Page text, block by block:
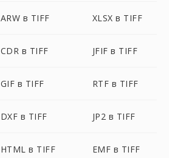
ARW в TIFF XLSX в TIFF
CDR в TIFF JFIF в TIFF
GIF в TIFF RTF в TIFF
DXF в TIFF JP2 в TIFF
HTML в TIFF EMF в TIFF